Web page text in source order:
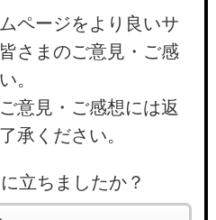
ページをより良いサ
さまのご意見・ご感
。
意見・ご感想には返
承ください。
立ちましたか？